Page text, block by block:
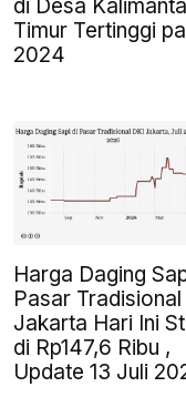
di Desa
Timur Tertinggi
2024
Harga Daging
Pasar Tradisional
Jakarta Hari Ini
di Rp147,6 Ribu ,
Update 13 Juli